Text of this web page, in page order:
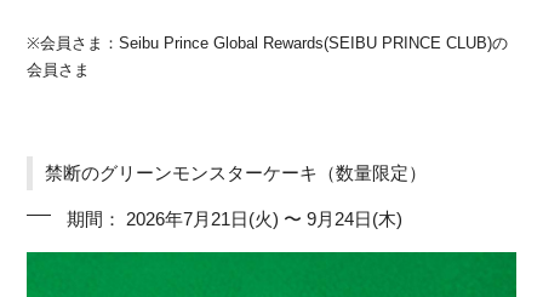
※会員さま：Seibu Prince Global Rewards(SEIBU PRINCE CLUB)の
会員さま
禁断のグリーンモンスターケーキ（数量限定）
期間： 2026年7月21日(火) 〜 9月24日(木)